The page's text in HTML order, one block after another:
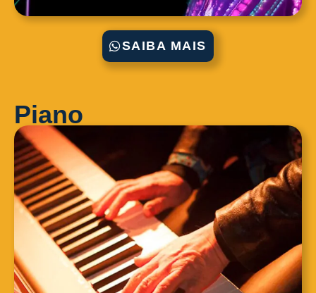
SAIBA MAIS
Piano